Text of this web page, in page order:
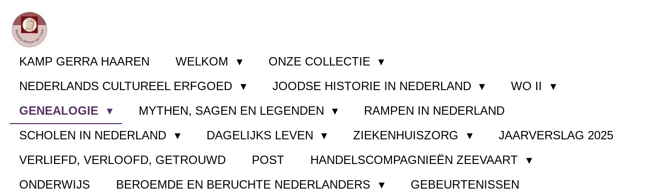
Ga
direct
naar
hoofdinhoud
KAMP GERRA HAAREN WELKOM
ONZE COLLECTIE
NEDERLANDS CULTUREEL ERFGOED
JOODSE HISTORIE IN NEDERLAND
WO II
GENEALOGIE
MYTHEN, SAGEN EN LEGENDEN
RAMPEN IN NEDERLAND
SCHOLEN IN NEDERLAND
DAGELIJKS LEVEN ZIEKENHUISZORG
JAARVERSLAG 2025
VERLIEFD, VERLOOFD, GETROUWD
POST
HANDELSCOMPAGNIEËN ZEEVAART
ONDERWIJS
BEROEMDE EN BERUCHTE NEDERLANDERS
GEBEURTENISSEN